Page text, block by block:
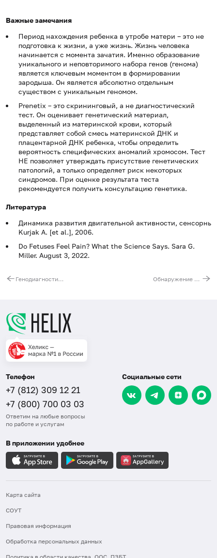
Важные замечания
Период нахождения ребенка в утробе матери – это не
подготовка к жизни, а уже жизнь. Жизнь человека
начинается с момента зачатия. Именно образование
уникального и неповторимого набора генов (генома)
является ключевым моментом в формировании
зародыша. Он является абсолютно отдельным
существом с уникальным геномом.
Prenetix – это скрининговый, а не диагностический
тест. Он оценивает генетический материал,
выделенный из материнской крови, который
представляет собой смесь материнской ДНК и
плацентарной ДНК ребенка, чтобы определить
вероятность специфических аномалий хромосом. Тест
НЕ позволяет утверждать присутствие генетических
патологий, а только определяет риск некоторых
синдромов. При оценке результата теста
рекомендуется получить консультацию генетика.
Литература
Динамика развития двигательной активности,
Kurjak A. [et al.], 2006.
Do Fetuses Feel Pain? What the Science Says. Sara G.
Miller. August 3, 2022.
Генодиагностика окулофарингеальной миодистрофии Обнаружение экспансии при фронтотемпоральной деменции и боковом амиотрофическом склерозе (С9orf72)
Телефон
+7 (812) 309 12 21
+7 (800) 700 03 03
Ответим на любые вопросы
по работе и услугам
Социальные сети
В приложении удобнее
Карта сайта
СОУТ
Правовая информация
Обработка персональных данных